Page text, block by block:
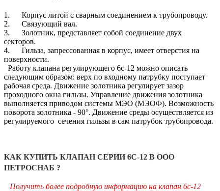
1. Корпус литой с сварным соединением к трубопроводу.
2. Связующий вал.
3. Золотник, представляет собой соединение двух
секторов.
4. Гильза, запрессованная в корпус, имеет отверстия на
поверхности.
Работу клапана регулирующего 6с-12 можно описать
следующим образом: верх по входному патрубку поступает
рабочая среда. Движение золотника регулирует зазор
проходного окна гильзы. Управление движения золотника
выполняется приводом системы МЭО (МЭОФ). Возможность
поворота золотника - 90°. Движение среды осуществляется из
регулируемого сечения гильзы в сам патрубок трубопровода.
KАК КУПИТЬ КЛАПАН СЕРИИ 6С-12 В ООО
ПЕТРОСНАБ ?
Получить более подробную информацию на клапан 6с-12